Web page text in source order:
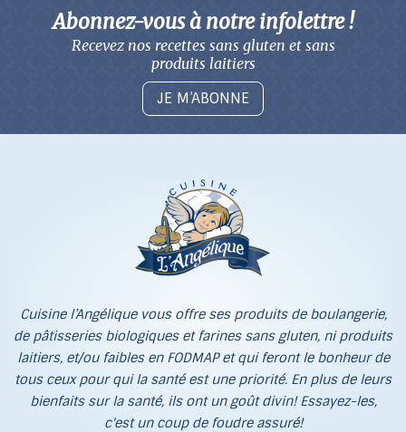
Abonnez-vous à notre infolettre !
Recevez nos recettes sans gluten et sans
produits laitiers
JE M’ABONNE
Cuisine l’Angélique vous offre ses produits de boulangerie,
de pâtisseries biologiques et farines sans gluten, ni produits
laitiers, et/ou faibles en FODMAP et qui feront le bonheur de
tous ceux pour qui la santé est une priorité. En plus de leurs
bienfaits sur la santé, ils ont un goût divin! Essayez-les,
c'est un coup de foudre assuré!